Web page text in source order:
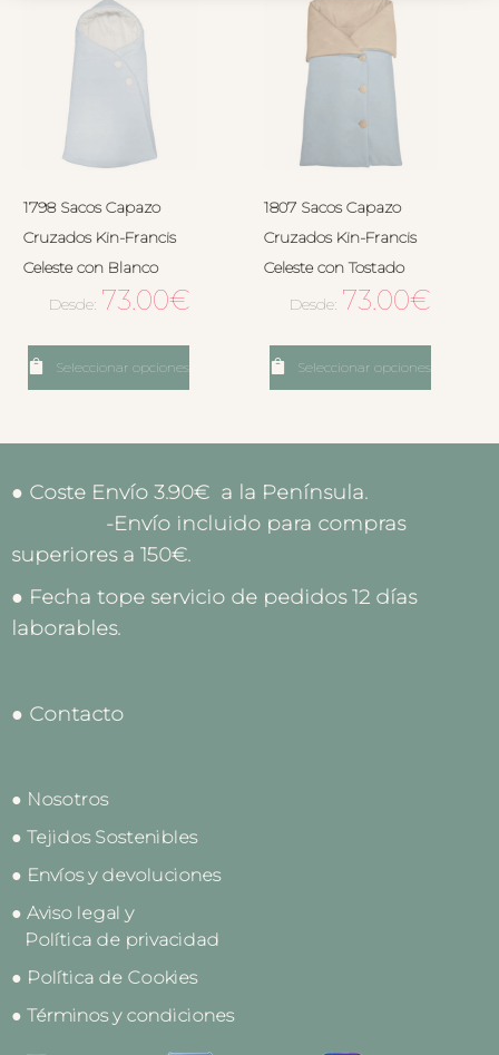
1798 Sacos Capazo
Cruzados Kin-Francis
Celeste con Blanco
Desde: 73.00€
Seleccionar opciones
1807 Sacos Capazo
Cruzados Kin-Francis
Celeste con Tostado
Desde: 73.00€
Seleccionar opciones
● Coste Envío 3.90€ a la Península.
-Envío incluido para compras
superiores a 150€.
● Fecha tope servicio de pedidos 12 días
laborables.
● Contacto
● Nosotros
● Tejidos Sostenibles
● Envíos y devoluciones
● Aviso legal y
Política de privacidad
● Política de Cookies
● Términos y condiciones